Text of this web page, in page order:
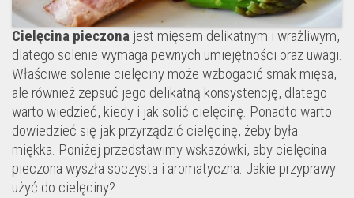
Cielęcina pieczona jest mięsem delikatnym i wrażliwym,
dlatego solenie wymaga pewnych umiejętności oraz uwagi.
Właściwe solenie cielęciny może wzbogacić smak mięsa,
ale również zepsuć jego delikatną konsystencję, dlatego
warto wiedzieć, kiedy i jak solić cielęcinę. Ponadto warto
dowiedzieć się jak przyrządzić cielęcinę, żeby była
miękka. Poniżej przedstawimy wskazówki, aby cielęcina
pieczona wyszła soczysta i aromatyczna. Jakie przyprawy
użyć do cielęciny?